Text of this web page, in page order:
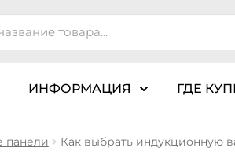
ИНФОРМАЦИЯ ГДЕ
панели Как выбрать индукционную